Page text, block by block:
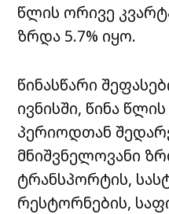
წლის ორივე
ზრდა 5.7% იყო.
წინასწარი
ივნისში, წინა წლის
პერიოდთან
მნიშვნელოვანი
ტრანსპორტის,
რესტორნების,